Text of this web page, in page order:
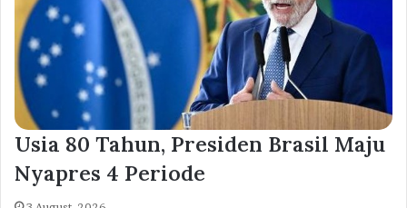
Usia 80 Tahun, Presiden Brasil Maju
Nyapres 4 Periode